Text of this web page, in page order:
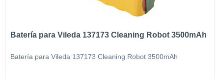
Batería para Vileda 137173 Cleaning Robot 3500mAh
Batería para Vileda 137173 Cleaning Robot 3500mAh